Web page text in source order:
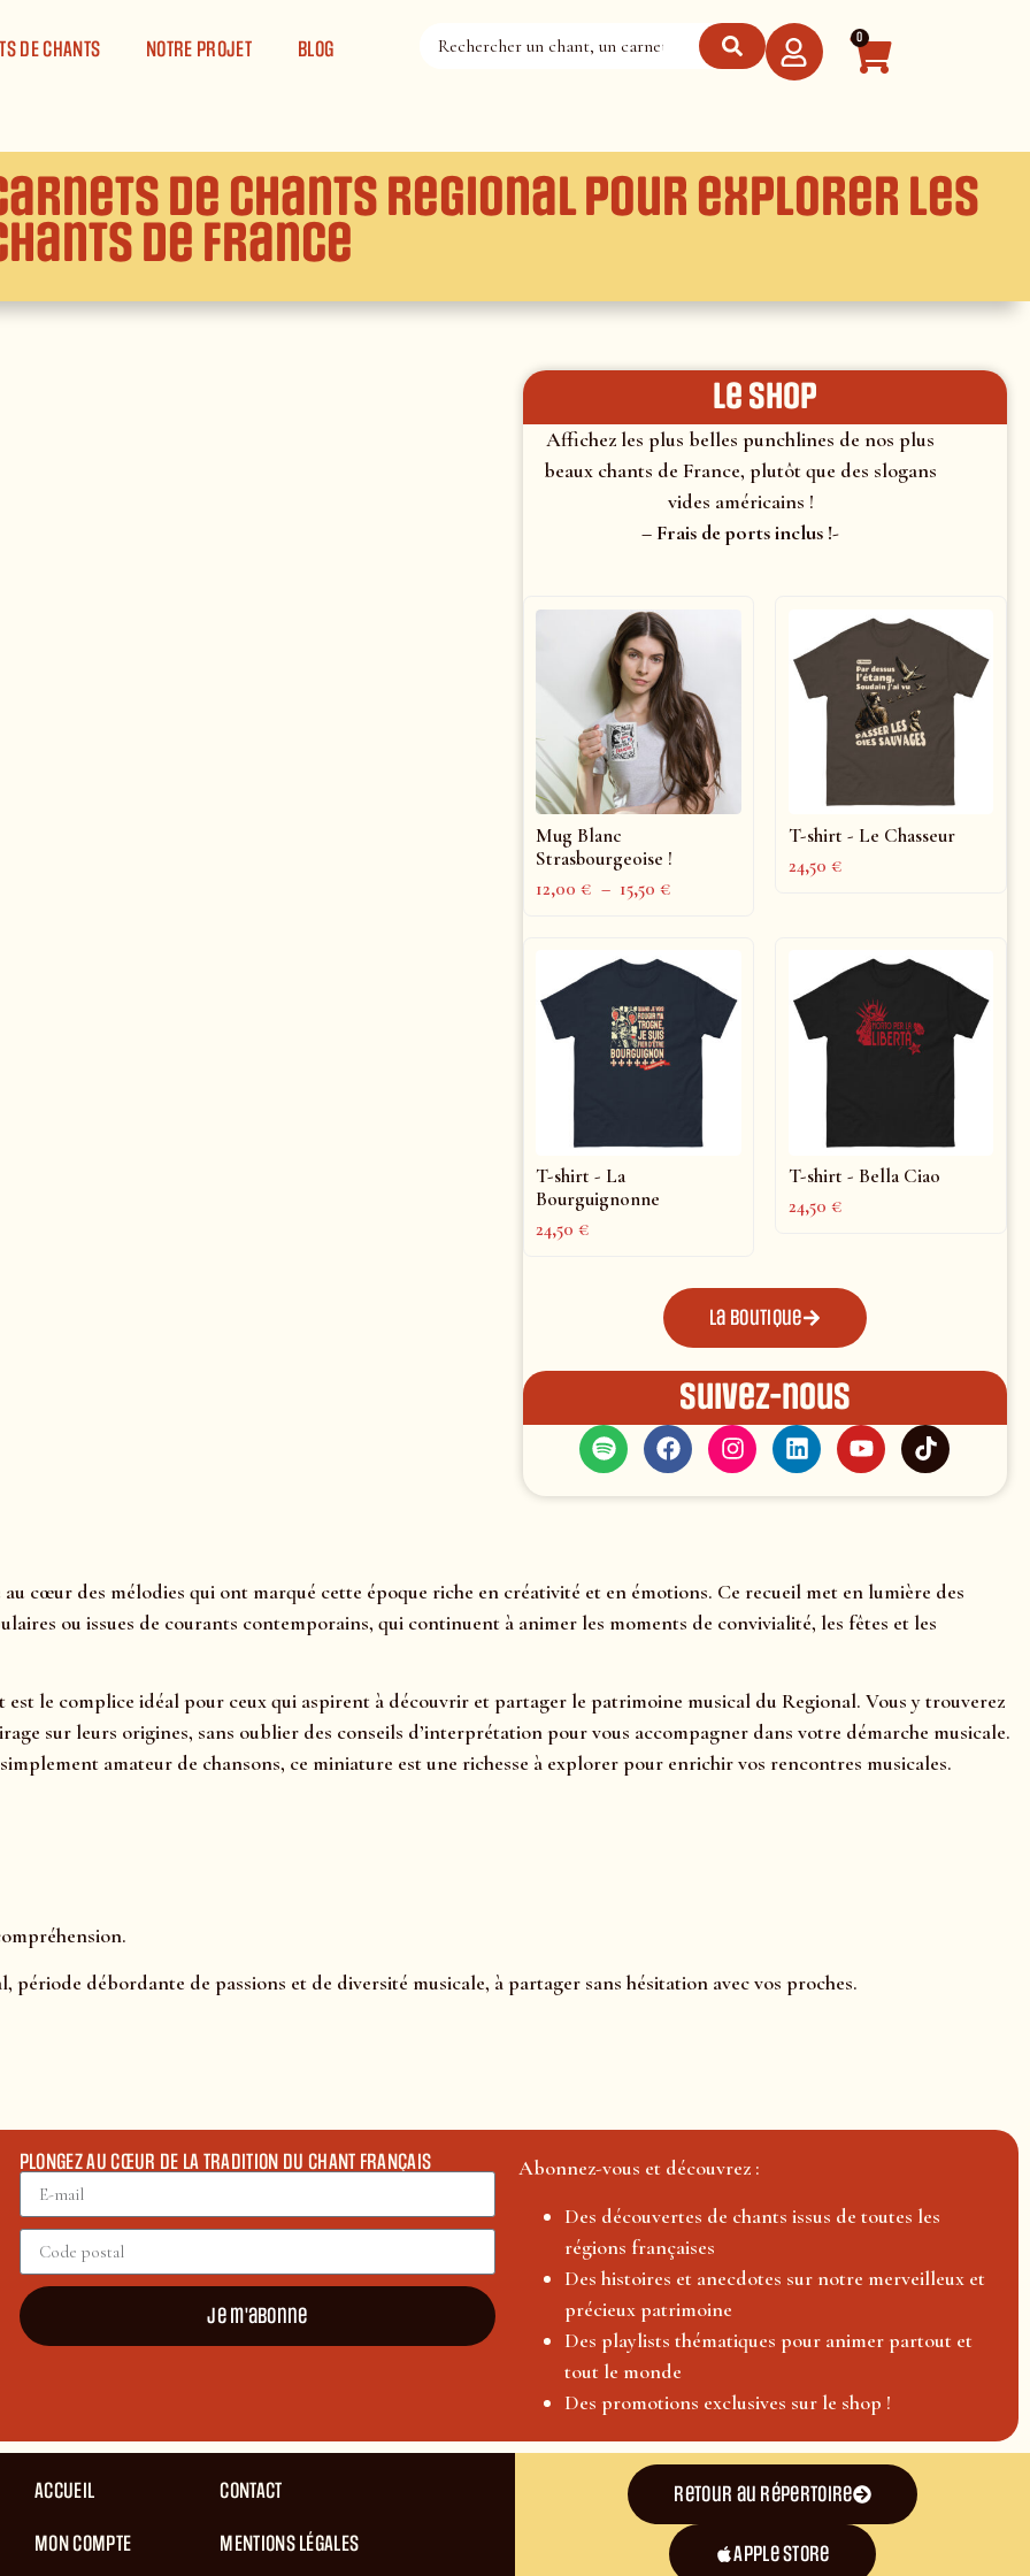
DE CHANTS NOTRE PROJET BLOG 0
de chants Regional pour explorer les
de France
le shop
Affichez les plus belles punchlines de nos plus
beaux chants de France, plutôt que des slogans
vides américains !
– Frais de ports inclus !-
Mug Blanc
Strasbourgeoise !
12,00€ – 15,50€
T-shirt - Le Chasseur
24,50€
T-shirt - La
Bourguignonne
24,50€
T-shirt - Bella Ciao
24,50€
La boutique
Suivez-nous
cœur des mélodies qui ont marqué cette époque riche en créativité et en émotions. Ce recueil met en lumière des
ou issues de courants contemporains, qui continuent à animer les moments de convivialité, les fêtes et les
le complice idéal pour ceux qui aspirent à découvrir et partager le patrimoine musical du Regional. Vous y trouverez
sur leurs origines, sans oublier des conseils d’interprétation pour vous accompagner dans votre démarche musicale.
amateur de chansons, ce miniature est une richesse à explorer pour enrichir vos rencontres musicales.
période débordante de passions et de diversité musicale, à partager sans hésitation avec vos proches.
PLONGEZ AU CŒUR DE LA TRADITION DU CHANT FRANÇAIS
Je m'abonne
Abonnez-vous et découvrez :
Des découvertes de chants issus de toutes les
régions françaises
Des histoires et anecdotes sur notre merveilleux et
précieux patrimoine
Des playlists thématiques pour animer partout et
tout le monde
Des promotions exclusives sur le shop !
ACCUEIL
MON COMPTE
CONTACT
MENTIONS LÉGALES
Retour au répertoire
Apple Store